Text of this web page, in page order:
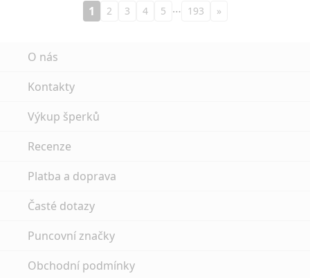
1 2 3 4 5 … 193 »
O nás
Kontakty
Výkup šperků
Recenze
Platba a doprava
Časté dotazy
Puncovní značky
Obchodní podmínky